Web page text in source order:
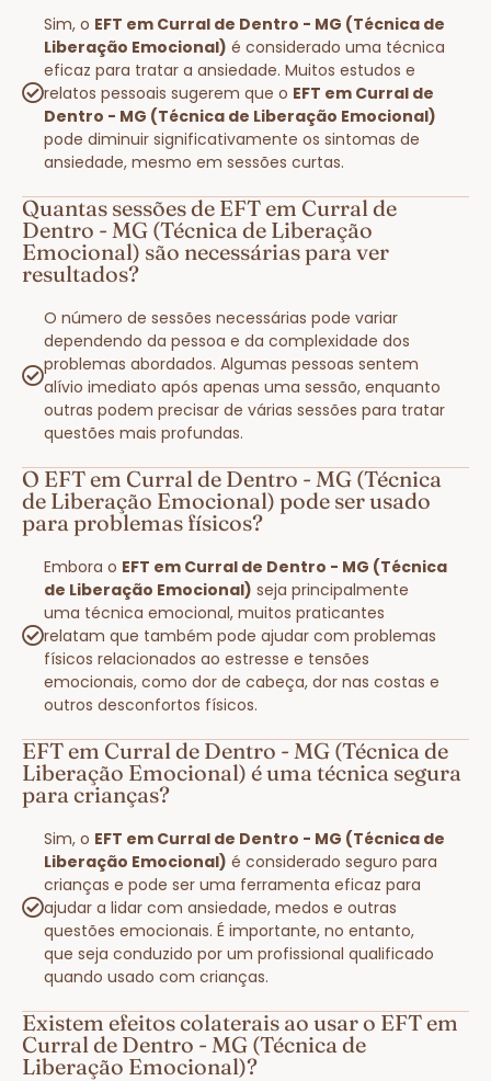
Sim, o EFT em Curral de Dentro - MG (Técnica de
Liberação Emocional) é considerado uma técnica
eficaz para tratar a ansiedade. Muitos estudos e
relatos pessoais sugerem que o EFT em Curral de
Dentro - MG (Técnica de Liberação Emocional)
pode diminuir significativamente os sintomas de
ansiedade, mesmo em sessões curtas.
Quantas sessões de EFT em Curral de
Dentro - MG (Técnica de Liberação
Emocional) são necessárias para ver
resultados?
O número de sessões necessárias pode variar
dependendo da pessoa e da complexidade dos
problemas abordados. Algumas pessoas sentem
alívio imediato após apenas uma sessão, enquanto
outras podem precisar de várias sessões para tratar
questões mais profundas.
O EFT em Curral de Dentro - MG (Técnica
de Liberação Emocional) pode ser usado
para problemas físicos?
Embora o EFT em Curral de Dentro - MG (Técnica
de Liberação Emocional) seja principalmente
uma técnica emocional, muitos praticantes
relatam que também pode ajudar com problemas
físicos relacionados ao estresse e tensões
emocionais, como dor de cabeça, dor nas costas e
outros desconfortos físicos.
EFT em Curral de Dentro - MG (Técnica de
Liberação Emocional) é uma técnica segura
para crianças?
Sim, o EFT em Curral de Dentro - MG (Técnica de
Liberação Emocional) é considerado seguro para
crianças e pode ser uma ferramenta eficaz para
ajudar a lidar com ansiedade, medos e outras
questões emocionais. É importante, no entanto,
que seja conduzido por um profissional qualificado
quando usado com crianças.
Existem efeitos colaterais ao usar o EFT em
Curral de Dentro - MG (Técnica de
Liberação Emocional)?